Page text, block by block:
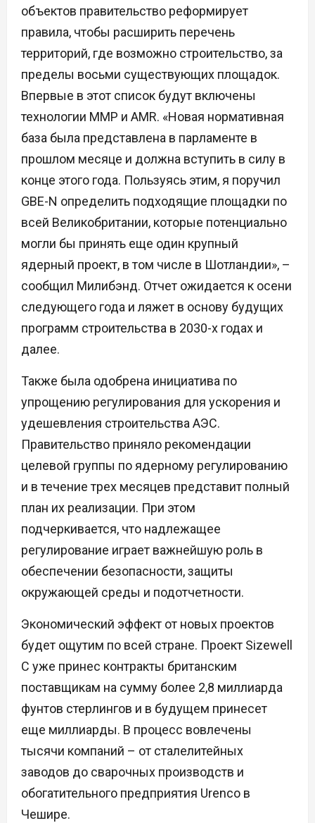
объектов правительство реформирует
правила, чтобы расширить перечень
территорий, где возможно строительство, за
пределы восьми существующих площадок.
Впервые в этот список будут включены
технологии ММР и AMR. «Новая нормативная
база была представлена в парламенте в
прошлом месяце и должна вступить в силу в
конце этого года. Пользуясь этим, я поручил
GBE-N определить подходящие площадки по
всей Великобритании, которые потенциально
могли бы принять еще один крупный
ядерный проект, в том числе в Шотландии», –
сообщил Милибэнд. Отчет ожидается к осени
следующего года и ляжет в основу будущих
программ строительства в 2030-х годах и
далее.
Также была одобрена инициатива по
упрощению регулирования для ускорения и
удешевления строительства АЭС.
Правительство приняло рекомендации
целевой группы по ядерному регулированию
и в течение трех месяцев представит полный
план их реализации. При этом
подчеркивается, что надлежащее
регулирование играет важнейшую роль в
обеспечении безопасности, защиты
окружающей среды и подотчетности.
Экономический эффект от новых проектов
будет ощутим по всей стране. Проект Sizewell
C уже принес контракты британским
поставщикам на сумму более 2,8 миллиарда
фунтов стерлингов и в будущем принесет
еще миллиарды. В процесс вовлечены
тысячи компаний – от сталелитейных
заводов до сварочных производств и
обогатительного предприятия Urenco в
Чешире.